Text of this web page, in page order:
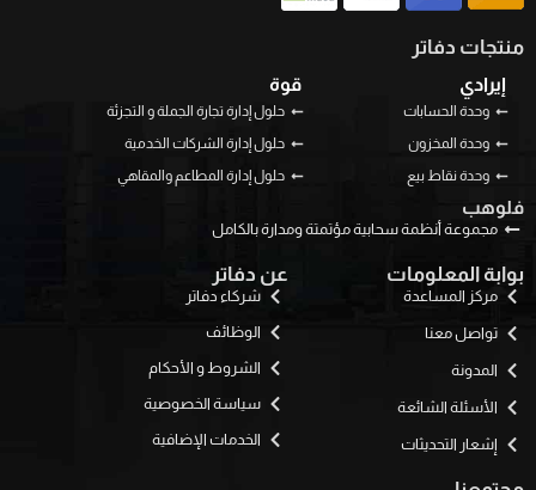
منتجات دفاتر
إيرادي
وحدة الحسابات
وحدة المخزون
وحدة نقاط بيع
قوة
حلول إدارة تجارة الجملة و التجزئة
حلول إدارة الشركات الخدمية
حلول إدارة المطاعم والمقاهي
فلوهب
مجموعة أنظمة سحابية مؤتمتة ومدارة بالكامل
بوابة المعلومات
مركز المساعدة
تواصل معنا
المدونة
الأسئلة الشائعة
إشعار التحديثات
عن دفاتر
شركاء دفاتر
الوظائف
الشروط و الأحكام
سياسة الخصوصية
الخدمات الإضافية